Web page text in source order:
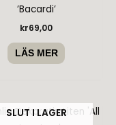
’Bacardi’
kr69,00
LÄS MER
SLUT I LAGER